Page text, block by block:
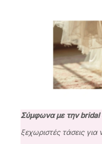
Σύμφωνα με την bridal
ξεχωριστές τάσεις για